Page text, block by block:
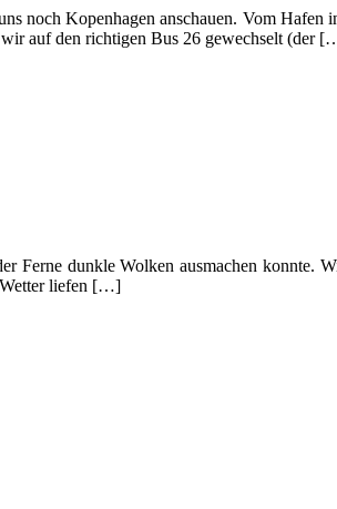
Kopenhagen anschauen. Vom
auf den richtigen Bus 26 gewechselt (der
dunkle Wolken ausmachen konnte.
Wetter liefen […]